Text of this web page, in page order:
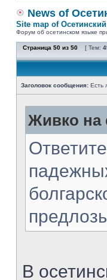
News of
Site map of
Форум об осетинском языке
Страница 50 из 50 [ Тем:
Заголовок сообщения: Есть
Живко на
В